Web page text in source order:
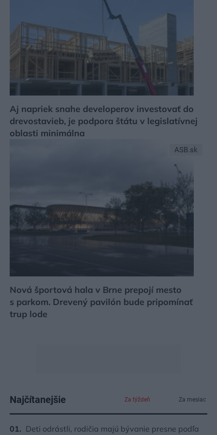
Aj napriek snahe developerov investovať do
drevostavieb, je podpora štátu v legislatívnej
oblasti minimálna
ASB.sk
Nová športová hala v Brne prepojí mesto
s parkom. Drevený pavilón bude pripomínať
trup lode
Najčítanejšie Za týždeň Za mesiac
Deti odrástli, rodičia majú bývanie presne podľa